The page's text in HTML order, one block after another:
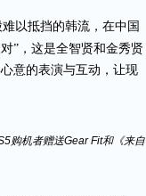
以抵挡的韩流，在中国
” ，这是全智贤和金秀贤
意的表演与互动，让现
购机者赠送Gear Fit和《来自